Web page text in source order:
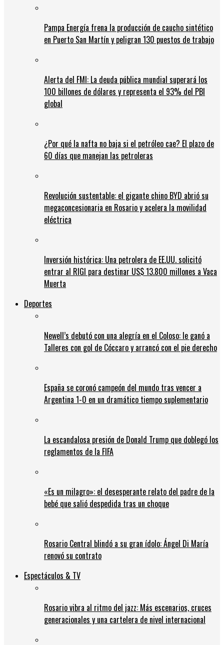
Pampa Energía frena la producción de caucho sintético
en Puerto San Martín y peligran 130 puestos de trabajo
Alerta del FMI: La deuda pública mundial superará los
100 billones de dólares y representa el 93% del PBI
global
¿Por qué la nafta no baja si el petróleo cae? El plazo de
60 días que manejan las petroleras
Revolución sustentable: el gigante chino BYD abrió su
megaconcesionaria en Rosario y acelera la movilidad
eléctrica
Inversión histórica: Una petrolera de EE.UU. solicitó
entrar al RIGI para destinar US$ 13.800 millones a Vaca
Muerta
Deportes
Newell’s debutó con una alegría en el Coloso: le ganó a
Talleres con gol de Cóccaro y arrancó con el pie derecho
España se coronó campeón del mundo tras vencer a
Argentina 1-0 en un dramático tiempo suplementario
La escandalosa presión de Donald Trump que doblegó los
reglamentos de la FIFA
«Es un milagro»: el desesperante relato del padre de la
bebé que salió despedida tras un choque
Rosario Central blindó a su gran ídolo: Ángel Di María
renovó su contrato
Espectáculos & TV
Rosario vibra al ritmo del jazz: Más escenarios, cruces
generacionales y una cartelera de nivel internacional